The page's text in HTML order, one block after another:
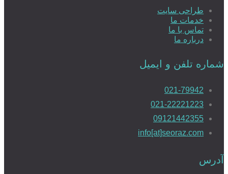
طراحی سایت
خدمات ما
تماس با ما
درباره ما
شماره تلفن و ایمیل
021-79942
021-22221223
09121442355
info[at]seoraz.com
آدرس